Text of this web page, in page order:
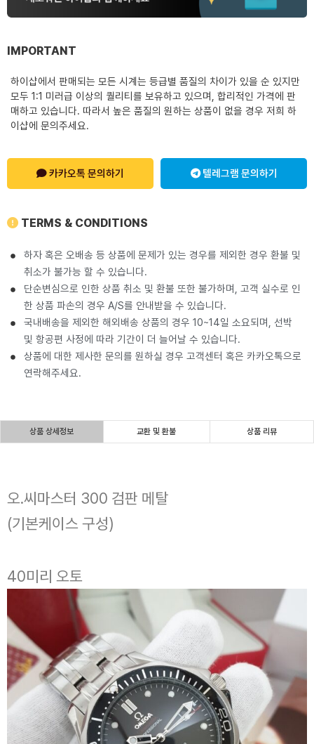
IMPORTANT
하이샵에서 판매되는 모든 시계는 등급별 품질의 차이가 있을 순 있지만
모두 1:1 미러급 이상의 퀄리티를 보유하고 있으며, 합리적인 가격에 판
매하고 있습니다. 따라서 높은 품질의 원하는 상품이 없을 경우 저희 하
이샵에 문의주세요.
카카오톡 문의하기 텔레그램 문의하기
TERMS & CONDITIONS
하자 혹은 오배송 등 상품에 문제가 있는 경우를 제외한 경우 환불 및
취소가 불가능 할 수 있습니다.
단순변심으로 인한 상품 취소 및 환불 또한 불가하며, 고객 실수로 인
한 상품 파손의 경우 A/S를 안내받을 수 있습니다.
국내배송을 제외한 해외배송 상품의 경우 10~14일 소요되며, 선박
및 항공편 사정에 따라 기간이 더 늘어날 수 있습니다.
상품에 대한 제사한 문의를 원하실 경우 고객센터 혹은 카카오톡으로
연락해주세요.
상품 상세정보 교환 및 환불 상품 리뷰
오.씨마스터 300 검판 메탈
(기본케이스 구성)
40미리 오토